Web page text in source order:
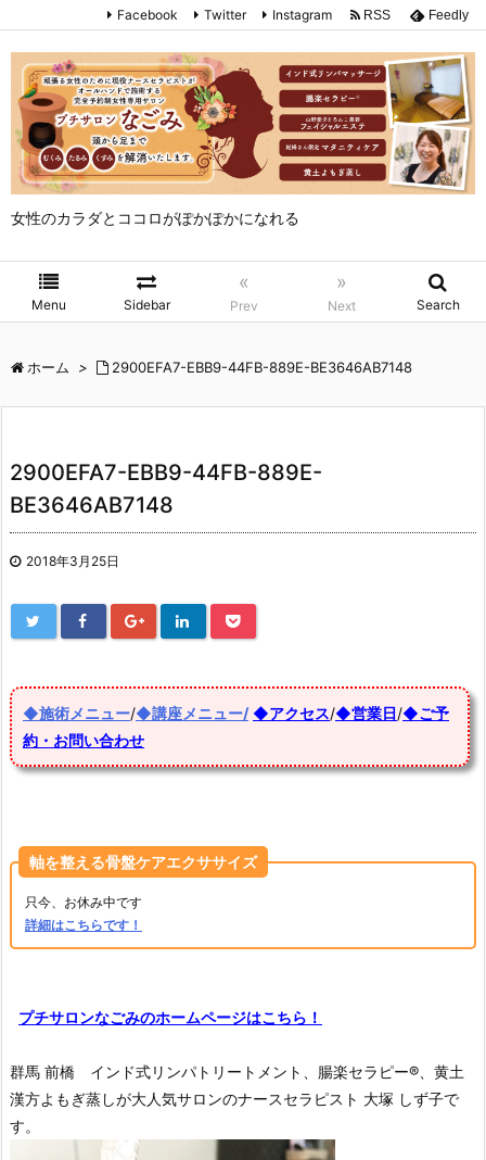
女性のカラダとココロがぽかぽかになれる
Menu Sidebar
«
Prev
»
Next Search
Facebook Twitter Instagram RSS Feedly
ホーム > 2900EFA7-EBB9-44FB-889E-BE3646AB7148
2900EFA7-EBB9-44FB-889E-
BE3646AB7148
2018年3月25日
◆施術メニュー/◆講座メニュー/ ◆アクセス/◆営業日/◆ご予
約・お問い合わせ
軸を整える骨盤ケアエクササイズ
只今、お休み中です
詳細はこちらです！
プチサロンなごみのホームページはこちら！
群馬 前橋 インド式リンパトリートメント、腸楽セラピー®︎、黄土
漢方よもぎ蒸しが大人気サロンのナースセラピスト 大塚 しず子で
す。